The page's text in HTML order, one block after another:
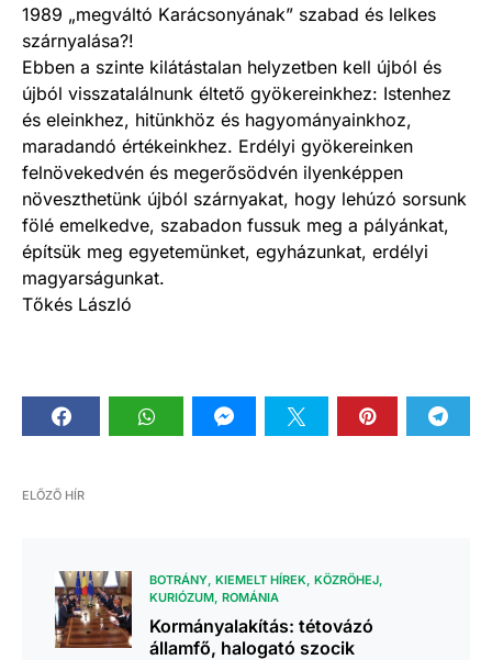
1989 „megváltó Karácsonyának” szabad és lelkes
szárnyalása?!
Ebben a szinte kilátástalan helyzetben kell újból és
újból visszatalálnunk éltető gyökereinkhez: Istenhez
és eleinkhez, hitünkhöz és hagyományainkhoz,
maradandó értékeinkhez. Erdélyi gyökereinken
felnövekedvén és megerősödvén ilyenképpen
növeszthetünk újból szárnyakat, hogy lehúzó sorsunk
fölé emelkedve, szabadon fussuk meg a pályánkat,
építsük meg egyetemünket, egyházunkat, erdélyi
magyarságunkat.
Tőkés László
ELŐZŐ HÍR
BOTRÁNY KIEMELT HÍREK KÖZRÖHEJ
KURIÓZUM ROMÁNIA
Kormányalakítás: tétovázó
államfő, halogató szocik